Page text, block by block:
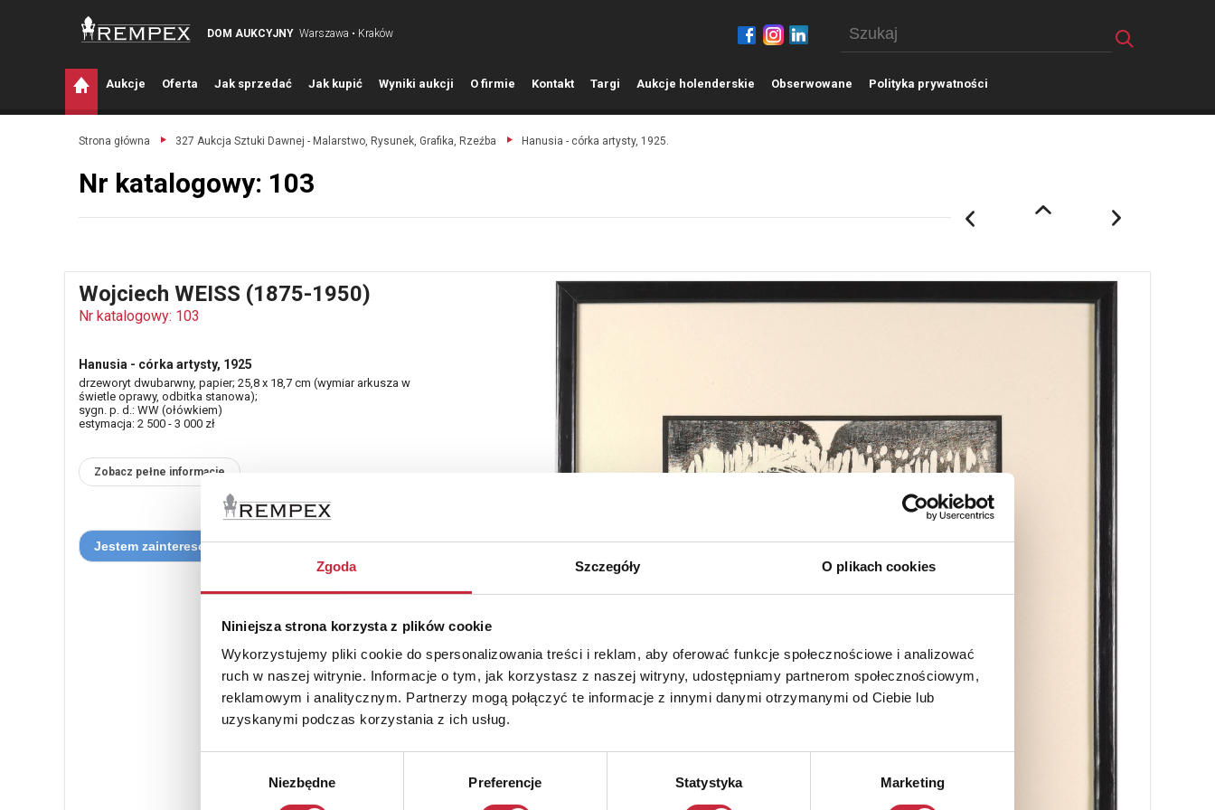
Zgoda Szczegóły O plikach cookies
Niniejsza strona korzysta z plików cookie
Wykorzystujemy pliki cookie do spersonalizowania treści i reklam, aby oferować funkcje społecznościowe i analizować
ruch w naszej witrynie. Informacje o tym, jak korzystasz z naszej witryny, udostępniamy partnerom społecznościowym,
reklamowym i analitycznym. Partnerzy mogą połączyć te informacje z innymi danymi otrzymanymi od Ciebie lub
uzyskanymi podczas korzystania z ich usług.
Niezbędne Preferencje Statystyka Marketing
DOM AUKCYJNY Warszawa • Kraków
Aukcje Oferta Jak sprzedać Jak kupić Wyniki aukcji O firmie Kontakt Targi Aukcje holenderskie Obserwowane Polityka prywatności
Strona główna 327 Aukcja Sztuki Dawnej - Malarstwo, Rysunek, Grafika, Rzeźba Hanusia - córka artysty, 1925.
Nr katalogowy: 103
Wojciech WEISS (1875-1950)
Nr katalogowy: 103
Hanusia - córka artysty, 1925
drzeworyt dwubarwny, papier; 25,8 x 18,7 cm (wymiar arkusza w
świetle oprawy, odbitka stanowa);
sygn. p. d.: WW (ołówkiem)
estymacja: 2 500 - 3 000 zł
Zobacz pełne informacje